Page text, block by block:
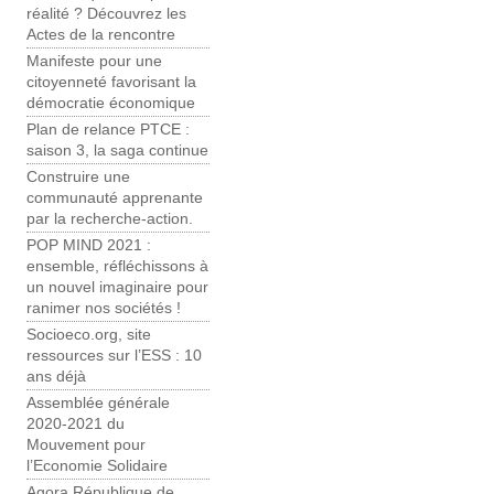
réalité ? Découvrez les
Actes de la rencontre
Manifeste pour une
citoyenneté favorisant la
démocratie économique
Plan de relance PTCE :
saison 3, la saga continue
Construire une
communauté apprenante
par la recherche-action.
POP MIND 2021 :
ensemble, réfléchissons à
un nouvel imaginaire pour
ranimer nos sociétés !
Socioeco.org, site
ressources sur l’ESS : 10
ans déjà
Assemblée générale
2020-2021 du
Mouvement pour
l’Economie Solidaire